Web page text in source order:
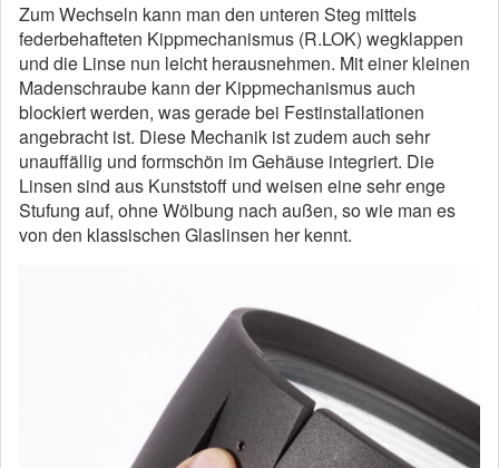
Zum Wechseln kann man den unteren Steg mittels
federbehafteten Kippmechanismus (R.LOK) wegklappen
und die Linse nun leicht herausnehmen. Mit einer kleinen
Madenschraube kann der Kippmechanismus auch
blockiert werden, was gerade bei Festinstallationen
angebracht ist. Diese Mechanik ist zudem auch sehr
unauffällig und formschön im Gehäuse integriert. Die
Linsen sind aus Kunststoff und weisen eine sehr enge
Stufung auf, ohne Wölbung nach außen, so wie man es
von den klassischen Glaslinsen her kennt.